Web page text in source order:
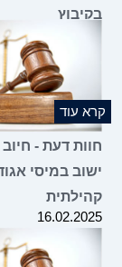
עוד
דעת - חיוב
במיסי אגודה